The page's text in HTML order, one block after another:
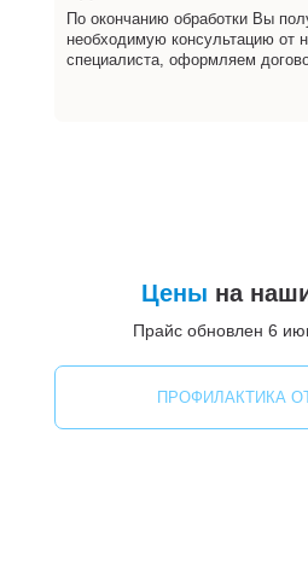
По окончанию обработки Вы
необходимую консультацию от
специалиста, оформляем
Цены на
Прайс обновлен 6
ПРОФИЛАКТИКА